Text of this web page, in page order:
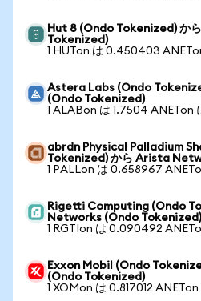
Hut 8 (Ondo Tokenized) か
Tokenized)
1 HUTon は 0.450403
Astera Labs (Ondo
(Ondo Tokenized)
1 ALABon は 1.7504 ANETon
abrdn Physical Palladium
Tokenized) から Arista
1 PALLon は 0.658967
Rigetti Computing (Ondo
Networks (Ondo Tokenized)
1 RGTIon は 0.090492
Exxon Mobil (Ondo
(Ondo Tokenized)
1 XOMon は 0.817012 ANETon